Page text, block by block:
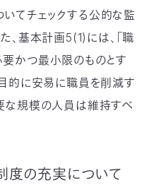
てチェックする公的な監
、基本計画5(1)には、「職
かつ最小限のものとす
目的に安易に職員を削減す
な規模の人員は維持すべ
度の充実について